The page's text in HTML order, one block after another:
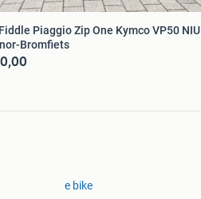
Piaggio Zip One Kymco VP50 NIU
Bromfiets
e bike